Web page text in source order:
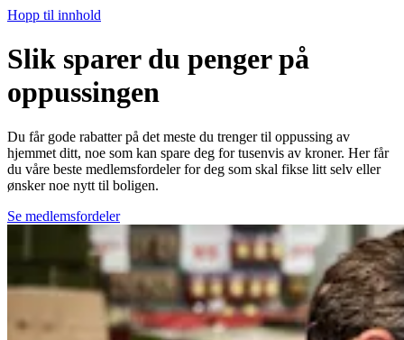
Hopp til innhold
Slik sparer du penger på
oppussingen
Du får gode rabatter på det meste du trenger til oppussing av
hjemmet ditt, noe som kan spare deg for tusenvis av kroner. Her får
du våre beste medlemsfordeler for deg som skal fikse litt selv eller
ønsker noe nytt til boligen.
Se medlemsfordeler